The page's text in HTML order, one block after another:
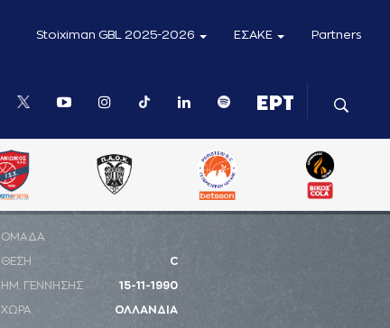
Stoiximan GBL 2025-2026 ΕΣΑΚΕ Partners
ΟΜΑΔΑ
ΘΕΣΗ C
ΗΜ. ΓΕΝΝΗΣΗΣ 15-11-1990
ΧΩΡΑ ΟΛΛΑΝΔΙΑ